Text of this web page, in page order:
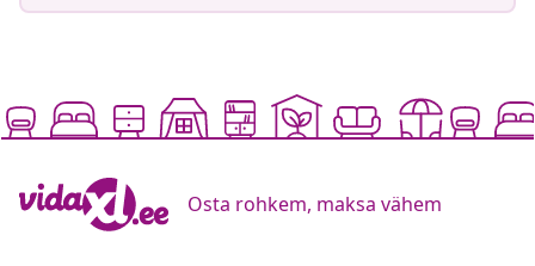
Osta rohkem, maksa vähem